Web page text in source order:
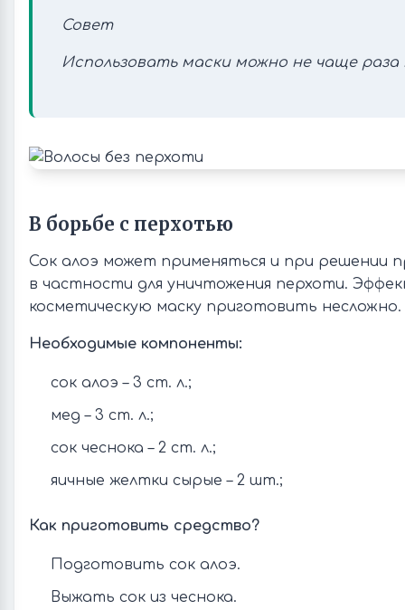
Совет
Использовать маски можно не чаще раза
В борьбе с перхотью
Сок алоэ может применяться и при решении
в частности для уничтожения перхоти.
косметическую маску приготовить несложно.
Необходимые компоненты:
сок алоэ – 3 ст. л.;
мед – 3 ст. л.;
сок чеснока – 2 ст. л.;
яичные желтки сырые – 2 шт.;
Как приготовить средство?
Подготовить сок алоэ.
Выжать сок из чеснока.